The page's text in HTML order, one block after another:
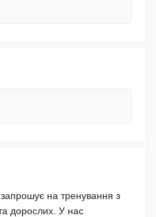
на тренування з
дорослих. У нас